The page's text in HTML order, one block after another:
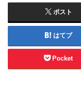
ポスト
はてブ
Pocket